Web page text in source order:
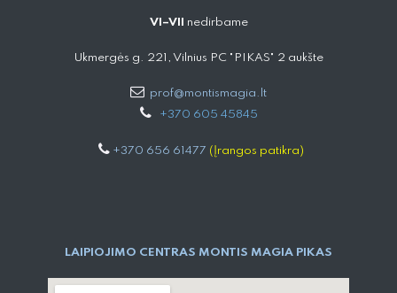
VI–VII nedirbame
Ukmergės g. 221, Vilnius PC "PIKAS" 2 aukšte
prof@montismagia.lt
+370 605 4584​5
+370 656 61477 (Įrangos patikra)
LAIPIOJIMO CENTRAS MONTIS MAGIA PIKAS